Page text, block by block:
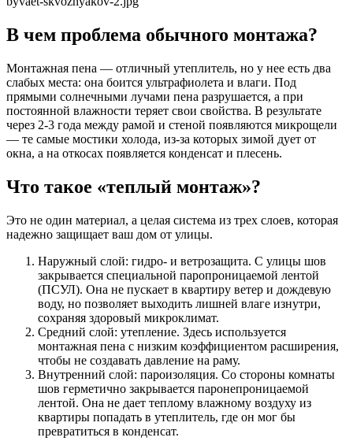
В чем проблема обычного монтажа?
Монтажная пена — отличный утеплитель, но у нее есть два
слабых места: она боится ультрафиолета и влаги. Под
прямыми солнечными лучами пена разрушается, а при
постоянной влажности теряет свои свойства. В результате
через 2-3 года между рамой и стеной появляются микрощели
— те самые мостики холода, из-за которых зимой дует от
окна, а на откосах появляется конденсат и плесень.
Что такое «теплый монтаж»?
Это не один материал, а целая система из трех слоев, которая
надежно защищает ваш дом от улицы.
Наружный слой: гидро- и ветрозащита. С улицы шов
закрывается специальной паропроницаемой лентой
(ПСУЛ). Она не пускает в квартиру ветер и дождевую
воду, но позволяет выходить лишней влаге изнутри,
сохраняя здоровый микроклимат.
Средний слой: утепление. Здесь используется
монтажная пена с низким коэффициентом расширения,
чтобы не создавать давление на раму.
Внутренний слой: пароизоляция. Со стороны комнаты
шов герметично закрывается паронепроницаемой
лентой. Она не дает теплому влажному воздуху из
квартиры попадать в утеплитель, где он мог бы
превратиться в конденсат.